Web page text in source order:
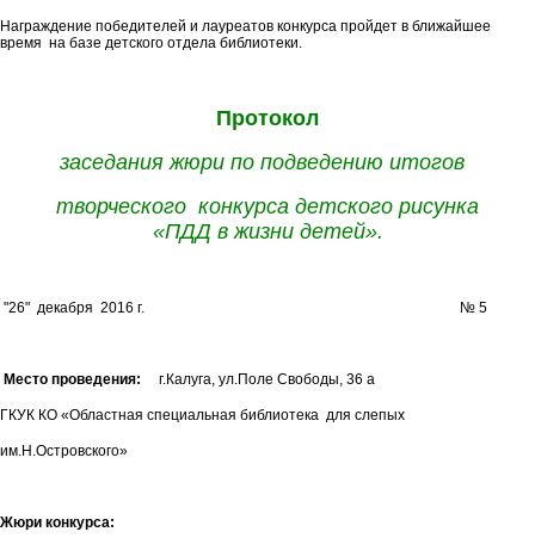
Награждение победителей и лауреатов конкурса пройдет в ближайшее
время на базе детского отдела библиотеки.
Протокол
заседания жюри по подведению итогов
творческого конкурса детского рисунка
«ПДД в жизни детей».
"26" декабря 2016 г. № 5
Место проведения: г.Калуга, ул.Поле Свободы, 36 а
ГКУК КО «Областная специальная библиотека для слепых
им.Н.Островского»
Жюри конкурса: